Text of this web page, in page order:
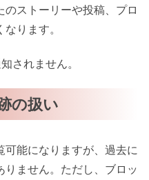
ストーリーや投稿、プロ
ります。
されません。
の扱い
能になりますが、過去に
ません。ただし、ブロッ